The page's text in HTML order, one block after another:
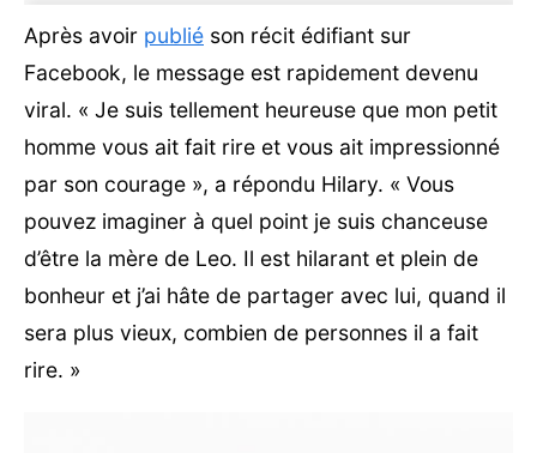
Après avoir publié son récit édifiant sur
Facebook, le message est rapidement devenu
viral. « Je suis tellement heureuse que mon petit
homme vous ait fait rire et vous ait impressionné
par son courage », a répondu Hilary. « Vous
pouvez imaginer à quel point je suis chanceuse
d’être la mère de Leo. Il est hilarant et plein de
bonheur et j’ai hâte de partager avec lui, quand il
sera plus vieux, combien de personnes il a fait
rire. »